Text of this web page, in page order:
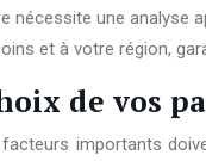
nécessite une
et à votre région,
de vos
importants